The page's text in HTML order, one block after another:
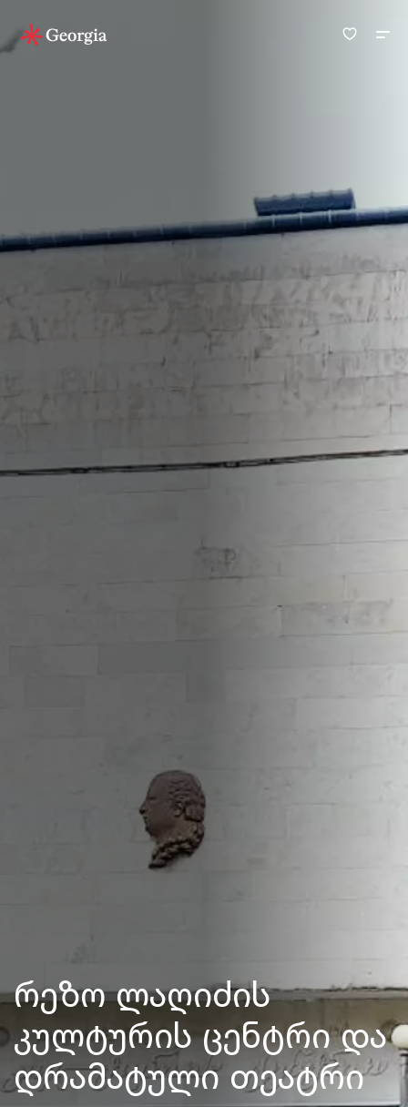
რეზო ლაღიძის
კულტურის ცენტრი და
დრამატული თეატრი